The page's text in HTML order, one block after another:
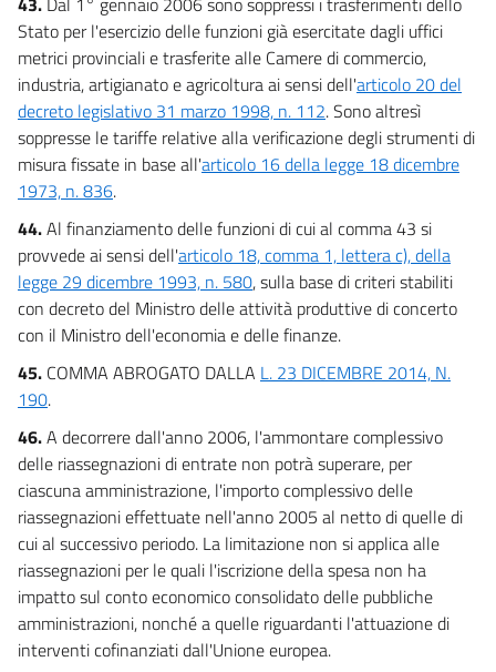
Stato per l'esercizio delle funzioni già esercitate dagli uffici
metrici provinciali e trasferite alle Camere di commercio,
industria, artigianato e agricoltura ai sensi dell'articolo 20 del
decreto legislativo 31 marzo 1998, n. 112. Sono altresì
soppresse le tariffe relative alla verificazione degli strumenti di
misura fissate in base all'articolo 16 della legge 18 dicembre
1973, n. 836.
44.Al finanziamento delle funzioni di cui al comma 43 si
provvede ai sensi dell'articolo 18, comma 1, lettera c), della
legge 29 dicembre 1993, n. 580, sulla base di criteri stabiliti
con decreto del Ministro delle attività produttive di concerto
con il Ministro dell'economia e delle finanze.
45. COMMA ABROGATO DALLA L. 23 DICEMBRE 2014, N.
190.
46.A decorrere dall'anno 2006, l'ammontare complessivo
delle riassegnazioni di entrate non potrà superare, per
ciascuna amministrazione, l'importo complessivo delle
riassegnazioni effettuate nell'anno 2005 al netto di quelle di
cui al successivo periodo. La limitazione non si applica alle
riassegnazioni per le quali l'iscrizione della spesa non ha
impatto sul conto economico consolidato delle pubbliche
amministrazioni, nonché a quelle riguardanti l'attuazione di
interventi cofinanziati dall'Unione europea.